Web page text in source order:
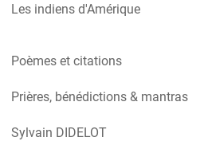
Les indiens d'Amérique
Poèmes et citations
Prières, bénédictions & mantras
Sylvain DIDELOT